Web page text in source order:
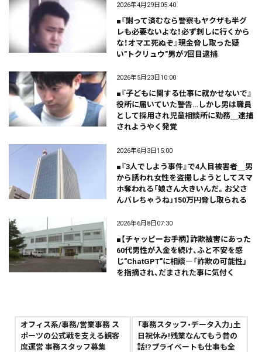
2026年4月29日05:40
■『謝って済むなら警察もヤクザも半グ
レも必要ないよな！必ず刺しに行くから
な！オマエ死ぬぞ』現金脅し取った疑
い"トクリュウ"男が7回目逮捕
2026年5月23日10:00
■『子どもに関する仕事に就かせないで』
役所に届いていた警告…しかし男は職員
として採用され児童相談所に勤務＿逮捕
されようやく発覚
2026年6月3日15:00
■『3人でしよう事件』で4人目被害者＿男
から誘われ女性を盗撮しようとしてスマ
ホ奪われる「娘さん大きいんだ。お父さ
んバレちゃうね」150万円脅し取られる
2026年6月8日07:30
■【チャッピーお手柄】詐欺被害にあった
60代男性が入金を続け、ふと不安を感
じ"ChatGPT"に相談―「詐欺の可能性」
を指摘され、だまされた事に気付く
オフィス系/事務/営業事務 ス
ポーツの公式戦を支える観客
席運営 事務スタッフ募集
「事務スタッフ・データ入力」土
日祝休み!残業なんてもう昔の
話!?プライベートも仕事も全